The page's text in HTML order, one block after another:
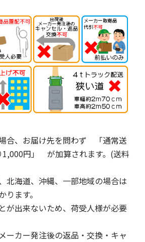
合、お届け先を問わず 「通常送
円」 が加算されます。(送料
北海道、沖縄、一部地域の場合は
ます。
が出来ないため、荷受人様が必要
ーカー発注後の返品・交換・キャ